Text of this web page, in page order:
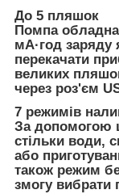
До 5 пляшок
Помпа
мА·год заряду
перекачати
великих
через роз'єм
7 режимів
За допомогою
стільки води,
або
також режим
змогу вибрати